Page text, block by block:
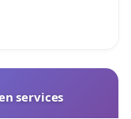
services